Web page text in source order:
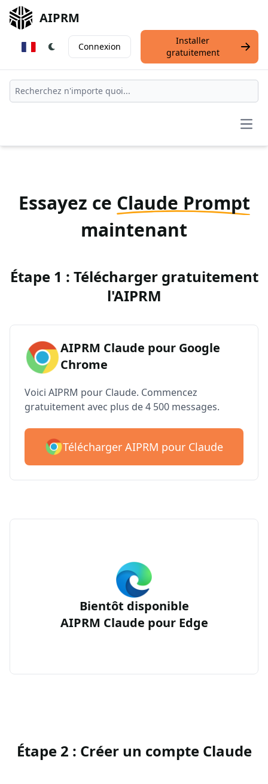
AIPRM
Connexion
Installer
gratuitement
Essayez ce Claude Prompt
maintenant
Étape 1 : Télécharger gratuitement
l'AIPRM
AIPRM Claude pour Google
Chrome
Voici AIPRM pour Claude. Commencez
gratuitement avec plus de 4 500 messages.
Télécharger AIPRM pour Claude
Bientôt disponible
AIPRM Claude pour Edge
Étape 2 : Créer un compte Claude